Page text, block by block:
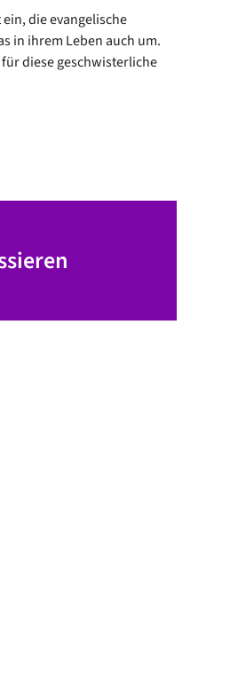
die evangelische
in ihrem Leben auch um.
diese geschwisterliche